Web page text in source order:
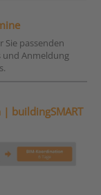
Sie passenden
und Anmeldung
buildingSMART